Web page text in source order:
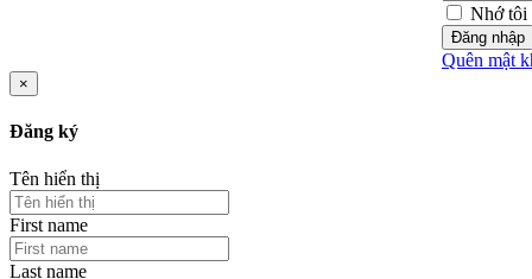
Nhớ tôi
Đăng nhập
Quên mật
×
Đăng ký
Tên hiển thị
First name
Last name